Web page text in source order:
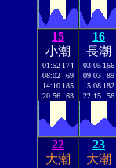
15
小潮
01:52 174
08:02
69
14:10 185
20:56
63
16
長潮
03:05 166
09:03
89
15:08 182
22:15
56
22
大潮
23
大潮